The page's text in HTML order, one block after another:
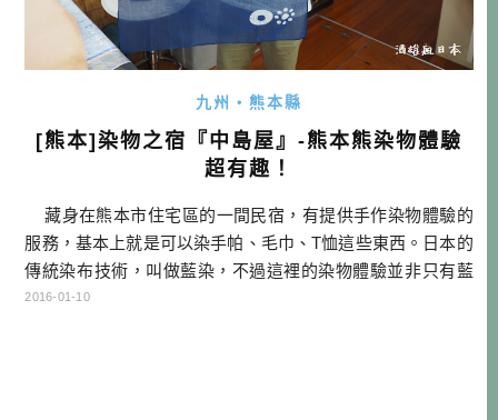
九州・熊本縣
[熊本]染物之宿『中島屋』-熊本熊染物體驗
超有趣！
藏身在熊本市住宅區的一間民宿，有提供手作染物體驗的
服務，基本上就是可以染手帕、毛巾、T恤這些東西。日本的
傳統染布技術，叫做藍染，不過這裡的染物體驗並非只有藍
色，還有其他很多顏色可以選擇。這邊的染物不是那種很傳
2016-01-10